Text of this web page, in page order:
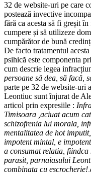
32 de website-uri pe care
postează invective
fără ca acesta să fi greșit
cumpere și să utilizeze
cumpărător de bună
De facto tratamentul
psihică este componenta
cum descrie legea
persoane să dea, să facă,
parte pe 32 de website-uri
Leontiuc sunt înjurat de
articol prin expresiile :
Timisoara ,aciuat acum
schizofrenia lui morala,
mentalitatea de hot
impotent mintal, e
a consumat relatia,
parasit, parnaiasului
combinata cu